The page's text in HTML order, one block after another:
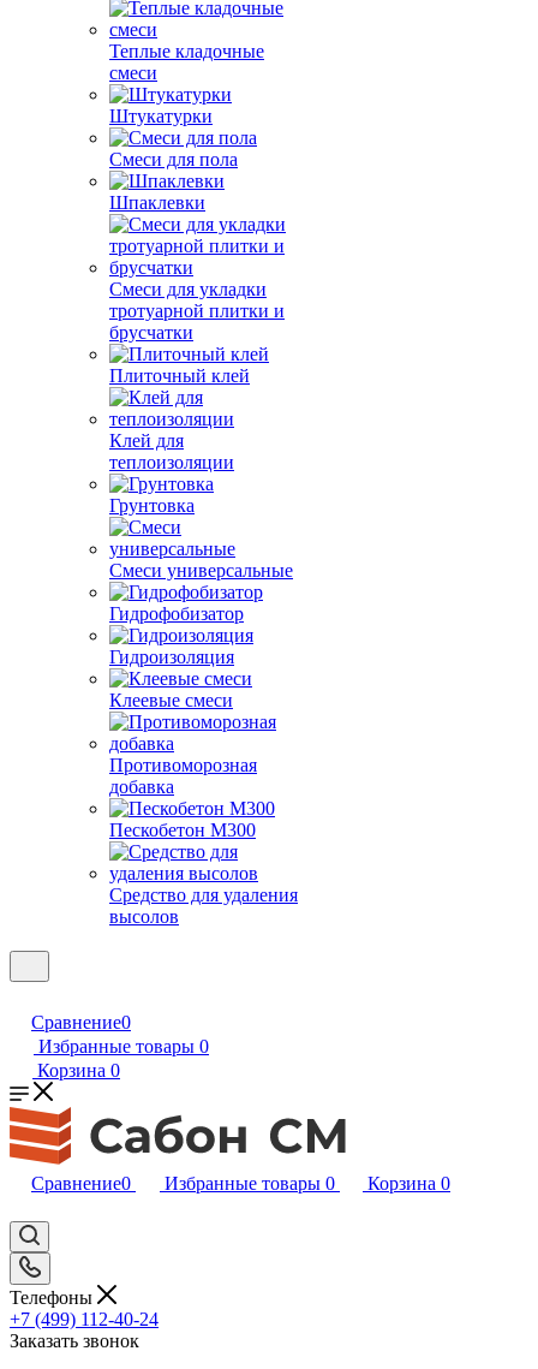
Теплые кладочные
смеси
Штукатурки
Смеси для пола
Шпаклевки
Смеси для укладки
тротуарной плитки и
брусчатки
Плиточный клей
Клей для
теплоизоляции
Грунтовка
Смеси универсальные
Гидрофобизатор
Гидроизоляция
Клеевые смеси
Противоморозная
добавка
Пескобетон М300
Средство для удаления
высолов
Сравнение0
Избранные товары 0
Корзина 0
Сравнение0 Избранные товары 0 Корзина 0
Телефоны
+7 (499) 112-40-24
Заказать звонок